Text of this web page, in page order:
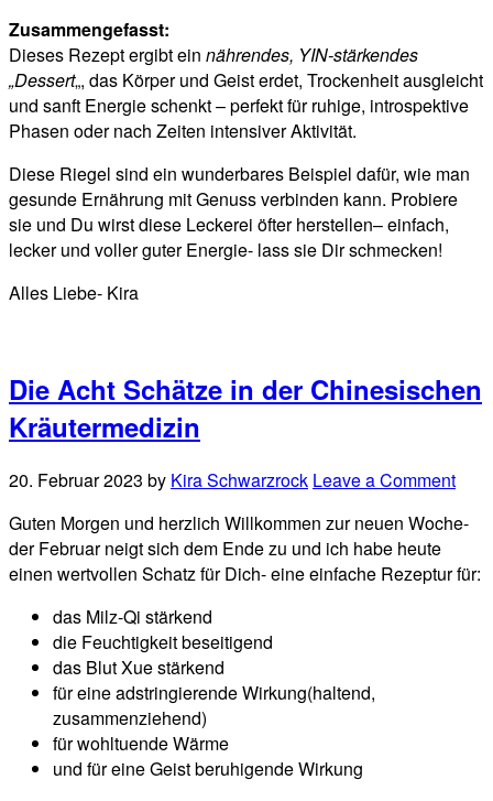
Zusammengefasst:
Dieses Rezept ergibt ein nährendes, YIN-stärkendes
„Dessert„, das Körper und Geist erdet, Trockenheit ausgleicht
und sanft Energie schenkt – perfekt für ruhige, introspektive
Phasen oder nach Zeiten intensiver Aktivität.
Diese Riegel sind ein wunderbares Beispiel dafür, wie man
gesunde Ernährung mit Genuss verbinden kann. Probiere
sie und Du wirst diese Leckerei öfter herstellen– einfach,
lecker und voller guter Energie- lass sie Dir schmecken!
Alles Liebe- Kira
Die Acht Schätze in der Chinesischen
Kräutermedizin
20. Februar 2023 by Kira Schwarzrock Leave a Comment
Guten Morgen und herzlich Willkommen zur neuen Woche-
der Februar neigt sich dem Ende zu und ich habe heute
einen wertvollen Schatz für Dich- eine einfache Rezeptur für:
das Milz-Qi stärkend
die Feuchtigkeit beseitigend
das Blut Xue stärkend
für eine adstringierende Wirkung(haltend,
zusammenziehend)
für wohltuende Wärme
und für eine Geist beruhigende Wirkung